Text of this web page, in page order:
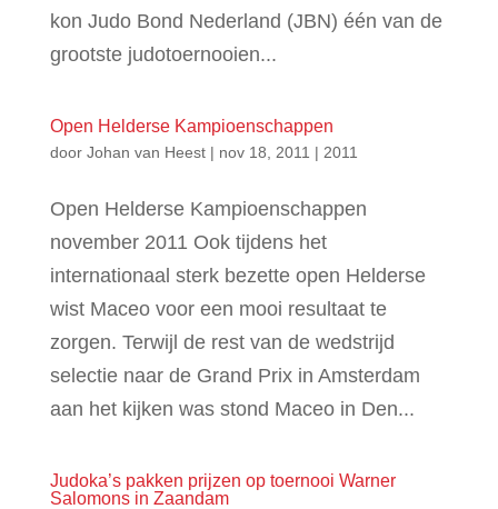
kon Judo Bond Nederland (JBN) één van de
grootste judotoernooien...
Open Helderse Kampioenschappen
door Johan van Heest| nov 18, 2011 | 2011
Open Helderse Kampioenschappen
november 2011 Ook tijdens het
internationaal sterk bezette open Helderse
wist Maceo voor een mooi resultaat te
zorgen. Terwijl de rest van de wedstrijd
selectie naar de Grand Prix in Amsterdam
aan het kijken was stond Maceo in Den...
Judoka’s pakken prijzen op toernooi Warner
Salomons in Zaandam